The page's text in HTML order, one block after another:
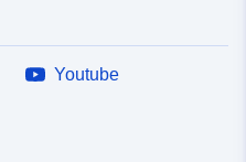
Youtube